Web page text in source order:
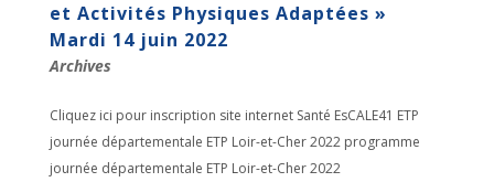
et Activités Physiques Adaptées »
Mardi 14 juin 2022
Archives
Cliquez ici pour inscription site internet Santé EsCALE41 ETP
journée départementale ETP Loir-et-Cher 2022 programme
journée départementale ETP Loir-et-Cher 2022